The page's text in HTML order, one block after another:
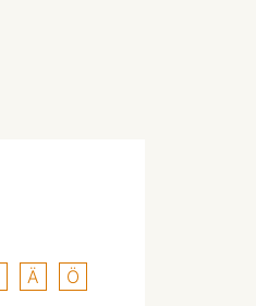
Ä
Ö